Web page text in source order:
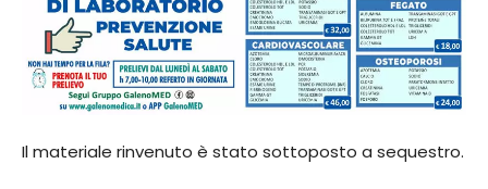
Il materiale rinvenuto è stato sottoposto a sequestro.